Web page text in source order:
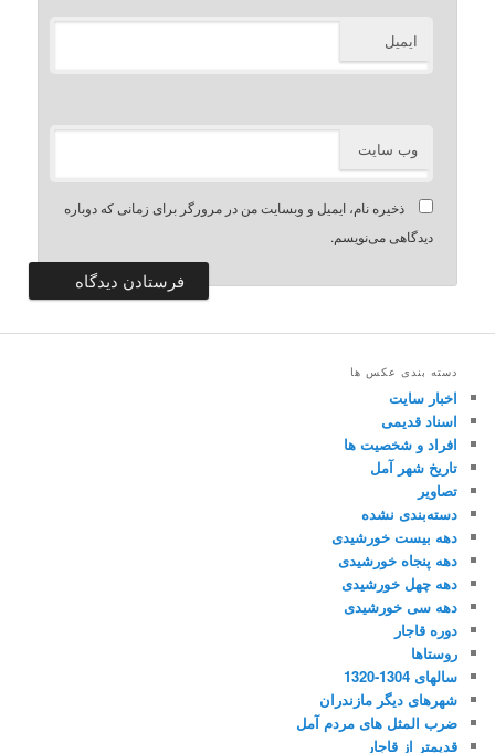
ایمیل
وب‌ سایت
ذخیره نام، ایمیل و وبسایت من در مرورگر برای زمانی که دوباره
دیدگاهی می‌نویسم.
دسته بندی عکس ها
اخبار سایت
اسناد قدیمی
افراد و شخصیت ها
تاریخ شهر آمل
تصاویر
دسته‌بندی نشده
دهه بیست خورشیدی
دهه پنجاه خورشیدی
دهه چهل خورشیدی
دهه سی خورشیدی
دوره قاجار
روستاها
سالهای 1304-1320
شهرهای دیگر مازندران
ضرب المثل های مردم آمل
قدیمتر از قاجار